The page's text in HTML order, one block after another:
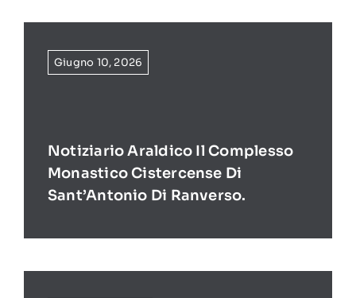
Giugno 10, 2026
Notiziario Araldico Il Complesso
Monastico Cistercense Di
Sant’Antonio Di Ranverso.